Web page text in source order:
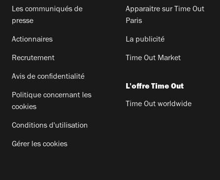
Les communiqués de
presse
Actionnaires
Recrutement
Avis de confidentialité
Politique concernant les
cookies
Conditions d'utilisation
Gérer les cookies
Apparaitre sur Time Out
Paris
La publicité
Time Out Market
L'offre Time Out
Time Out worldwide